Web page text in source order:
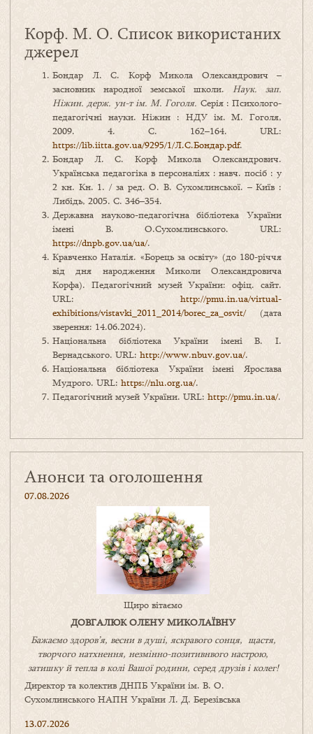
Корф. М. О. Список використаних
джерел
Бондар Л. С. Корф Микола Олександрович –
засновник народної земської школи. Наук. зап.
Ніжин. держ. ун-т ім. М. Гоголя. Серія : Психолого-
педагогічні науки. Ніжин : НДУ ім. М. Гоголя,
2009. 4. С. 162–164. URL:
https://lib.iitta.gov.ua/9295/1/Л.С.Бондар.pdf.
Бондар Л. С. Корф Микола Олександрович.
Українська педагогіка в персоналіях : навч. посіб : у
2 кн. Кн. 1. / за ред. О. В. Сухомлинської. – Київ :
Либідь, 2005. С. 346–354.
Державна науково-педагогічна бібліотека України
імені В. О.Сухомлинського. URL:
https://dnpb.gov.ua/ua/.
Кравченко Наталія. «Борець за освіту» (до 180-річчя
від дня народження Миколи Олександровича
Корфа). Педагогічний музей України: офіц. сайт.
URL: http://pmu.in.ua/virtual-
exhibitions/vistavki_2011_2014/borec_za_osvit/(дата
зверення: 14.06.2024).
Національна бібліотека України імені В. І.
Вернадського. URL: http://www.nbuv.gov.ua/.
Національна бібліотека України імені Ярослава
Мудрого. URL: https://nlu.org.ua/.
Педагогічний музей України. URL: http://pmu.in.ua/.
Анонси та оголошення
07.08.2026
Щиро вітаємо
ДОВГАЛЮК ОЛЕНУ МИКОЛАЇВНУ
Бажаємо здоров’я, весни в душі, яскравого сонця, щастя,
творчого натхнення, незмінно-позитивнвого настрою,
затишкуйтепла в коліВашоїродини, серед друзів і колег!
Директор та колектив ДНПБ України ім. В. О.
Сухомлинського НАПН України Л. Д. Березівська
13.07.2026